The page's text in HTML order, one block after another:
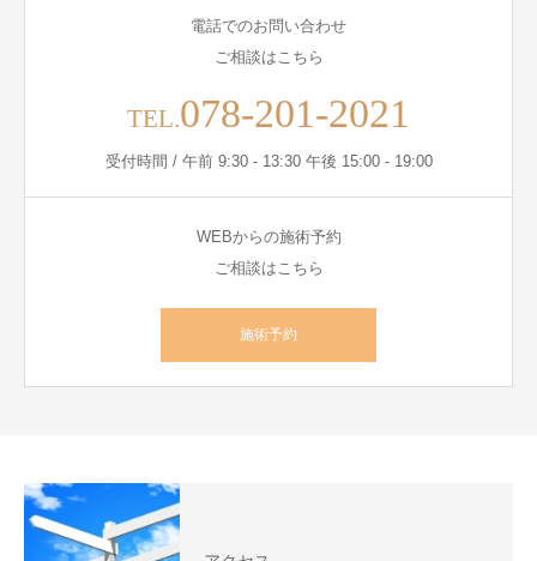
電話でのお問い合わせ
ご相談はこちら
TEL.078-201-2021
受付時間 / 午前 9:30 - 13:30 午後 15:00 - 19:00
WEBからの施術予約
ご相談はこちら
施術予約